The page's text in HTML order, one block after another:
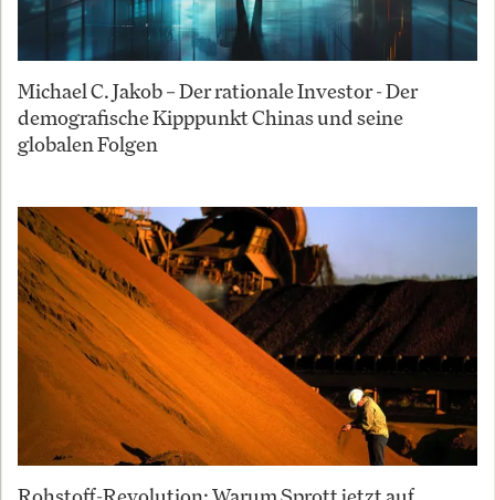
Michael C. Jakob – Der rationale Investor - Der
demografische Kipppunkt Chinas und seine
globalen Folgen